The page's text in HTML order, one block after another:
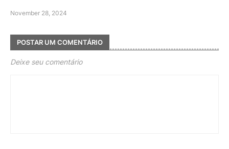
November 28, 2024
POSTAR UM COMENTÁRIO
Deixe seu comentário